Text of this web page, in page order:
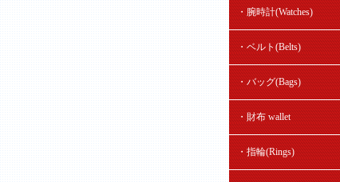
・腕時計(Watches)
・ベルト(Belts)
・バッグ(Bags)
・財布 wallet
・指輪(Rings)